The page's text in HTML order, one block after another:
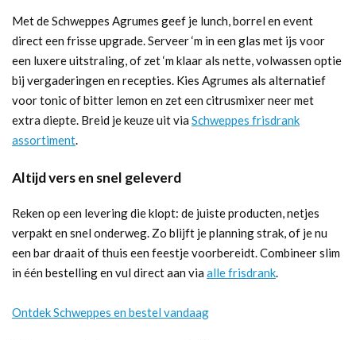
Met de Schweppes Agrumes geef je lunch, borrel en event
direct een frisse upgrade. Serveer ‘m in een glas met ijs voor
een luxere uitstraling, of zet ‘m klaar als nette, volwassen optie
bij vergaderingen en recepties. Kies Agrumes als alternatief
voor tonic of bitter lemon en zet een citrusmixer neer met
extra diepte. Breid je keuze uit via Schweppes frisdrank
assortiment.
Altijd vers en snel geleverd
Reken op een levering die klopt: de juiste producten, netjes
verpakt en snel onderweg. Zo blijft je planning strak, of je nu
een bar draait of thuis een feestje voorbereidt. Combineer slim
in één bestelling en vul direct aan via alle frisdrank.
Ontdek Schweppes en bestel vandaag